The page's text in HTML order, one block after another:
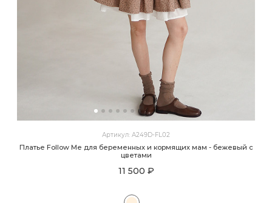
Артикул: A249D-FL02
Платье Follow Me для беременных и кормящих мам - бежевый с
цветами
11 500 ₽